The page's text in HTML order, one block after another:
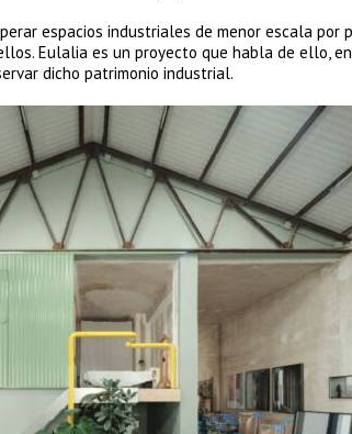
espacios industriales de menor escala
Eulalia es un proyecto que habla de ello,
dicho patrimonio industrial.